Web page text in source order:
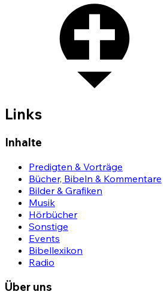
Links
Inhalte
Predigten & Vorträge
Bücher, Bibeln & Kommentare
Bilder & Grafiken
Musik
Hörbücher
Sonstige
Events
Bibellexikon
Radio
Über uns